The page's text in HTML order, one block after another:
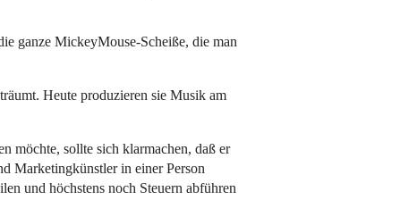
ganze MickeyMouse-Scheiße, die man
Heute produzieren sie Musik am
möchte, sollte sich klarmachen, daß er
Marketingkünstler in einer Person
und höchstens noch Steuern abführen